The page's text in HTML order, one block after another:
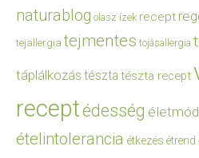
naturablog olasz ízek recept
tejallergia tejmentes tojásallergia
táplálkozás tészta tészta recept
receptédesség életmód
ételintolerancia étkezés étrend